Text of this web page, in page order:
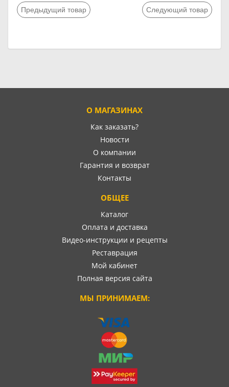
Предыдущий товар Следующий товар
О МАГАЗИНАХ
Как заказать?
Новости
О компании
Гарантия и возврат
Контакты
ОБЩЕЕ
Каталог
Оплата и доставка
Видео-инструкции и рецепты
Реставрация
Мой кабинет
Полная версия сайта
МЫ ПРИНИМАЕМ: